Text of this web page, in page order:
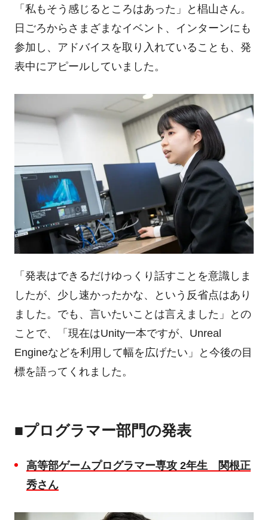
「私もそう感じるところはあった」と椙山さん。
日ごろからさまざまなイベント、インターンにも
参加し、アドバイスを取り入れていることも、発
表中にアピールしていました。
「発表はできるだけゆっくり話すことを意識しま
したが、少し速かったかな、という反省点はあり
ました。でも、言いたいことは言えました」との
ことで、「現在はUnity一本ですが、Unreal
Engineなどを利用して幅を広げたい」と今後の目
標を語ってくれました。
■プログラマー部門の発表
高等部ゲームプログラマー専攻 2年生 関根正
秀さん